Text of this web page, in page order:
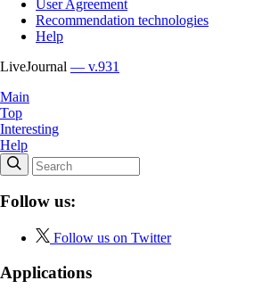
User Agreement
Recommendation technologies
Help
LiveJournal — v.931
Main
Top
Interesting
Help
Follow us:
Follow us on Twitter
Applications